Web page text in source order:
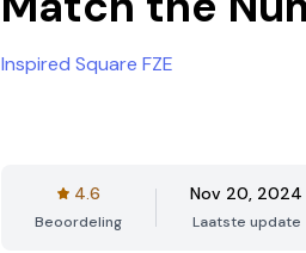
Inspired Square FZE
4.6
Beoordeling
Nov 20, 2024
Laatste update